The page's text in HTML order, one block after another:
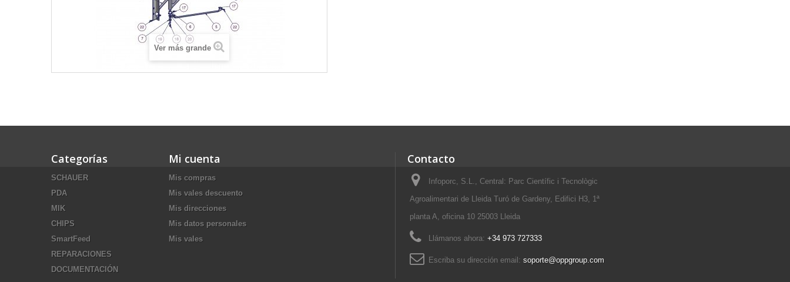
Ver más grande
Categorías
SCHAUER
PDA
MIK
CHIPS
SmartFeed
REPARACIONES
DOCUMENTACIÓN
Mi cuenta
Mis compras
Mis vales descuento
Mis direcciones
Mis datos personales
Mis vales
Contacto
Infoporc, S.L., Central: Parc Científic i Tecnològic
Agroalimentari de Lleida Turó de Gardeny, Edifici H3, 1ª
planta A, oficina 10 25003 Lleida
Llámanos ahora: +34 973 727333
Escriba su dirección email: soporte@oppgroup.com